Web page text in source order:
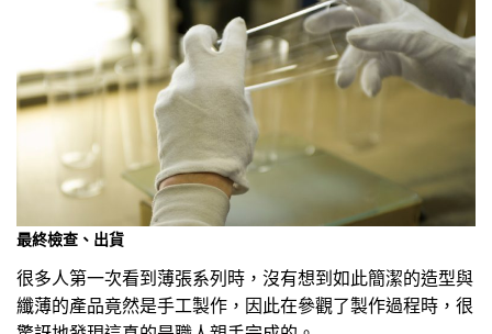
最終檢查、出貨
很多人第一次看到薄張系列時，沒有想到如此簡潔的造型與
纖薄的產品竟然是手工製作，因此在參觀了製作過程時，很